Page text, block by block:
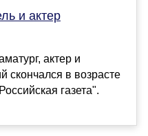
и актер
актер и
скончался в возрасте
газета".